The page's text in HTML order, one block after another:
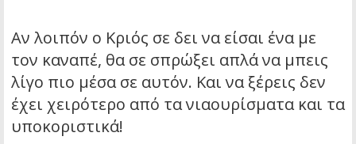
Αν λοιπόν ο Κριός σε δει να είσαι ένα με
τον καναπέ, θα σε σπρώξει απλά να μπεις
λίγο πιο μέσα σε αυτόν. Και να ξέρεις δεν
έχει χειρότερο από τα νιαουρίσματα και τα
υποκοριστικά!